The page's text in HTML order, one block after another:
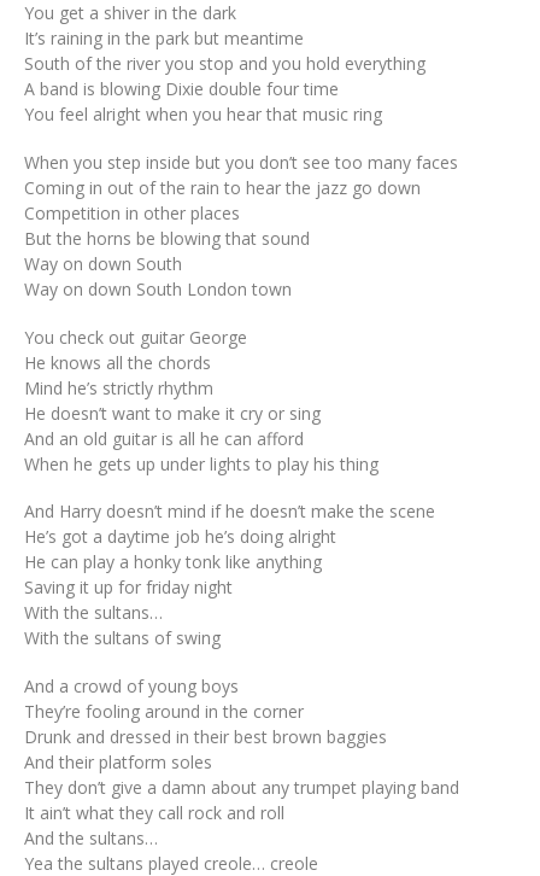
You get a shiver in the dark
It’s raining in the park but meantime
South of the river you stop and you hold everything
A band is blowing Dixie double four time
You feel alright when you hear that music ring
When you step inside but you don’t see too many faces
Coming in out of the rain to hear the jazz go down
Competition in other places
But the horns be blowing that sound
Way on down South
Way on down South London town
You check out guitar George
He knows all the chords
Mind he’s strictly rhythm
He doesn’t want to make it cry or sing
And an old guitar is all he can afford
When he gets up under lights to play his thing
And Harry doesn’t mind if he doesn’t make the scene
He’s got a daytime job he’s doing alright
He can play a honky tonk like anything
Saving it up for friday night
With the sultans…
With the sultans of swing
And a crowd of young boys
They’re fooling around in the corner
Drunk and dressed in their best brown baggies
And their platform soles
They don’t give a damn about any trumpet playing band
It ain’t what they call rock and roll
And the sultans…
Yea the sultans played creole… creole